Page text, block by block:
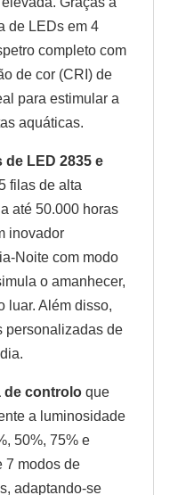
de LEDs em 4
completo com
de cor (CRI) de
para estimular a
aquáticas.
LED 2835 e
filas de alta
até 50.000 horas
inovador
Noite com modo
o amanhecer,
luar. Além disso,
personalizadas de
de controloque
a luminosidade
50%, 75% e
7 modos de
adaptando-se